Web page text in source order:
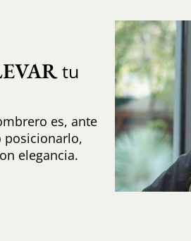
tu
es, ante
posicionarlo,
elegancia.